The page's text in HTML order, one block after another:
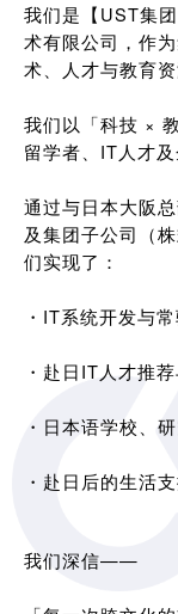
我们是【UST集
术有限公司，作
术、人才与教育资
我们以「科技 ×
留学者、IT人才
通过与日本大阪
及集团子公司（
们实现了：
・IT系统开发与
・赴日IT人才推
・日本语学校、
・赴日后的生活
我们深信——